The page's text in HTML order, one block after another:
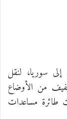
سوريا، لنقل
من الأوضاع
طائرة مساعدات